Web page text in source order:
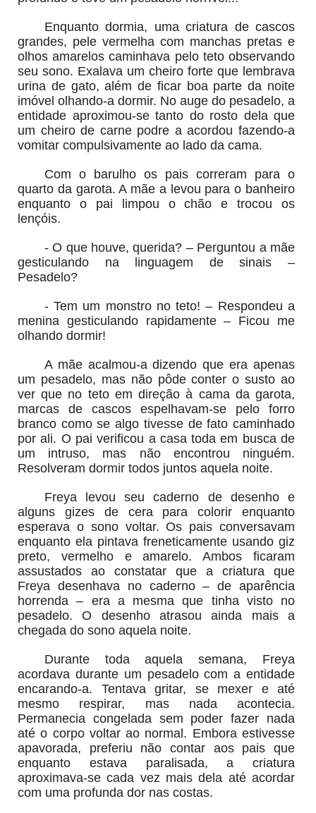
Enquanto dormia, uma criatura de cascos
grandes, pele vermelha com manchas pretas e
olhos amarelos caminhava pelo teto observando
seu sono. Exalava um cheiro forte que lembrava
urina de gato, além de ficar boa parte da noite
imóvel olhando-a dormir. No auge do pesadelo, a
entidade aproximou-se tanto do rosto dela que
um cheiro de carne podre a acordou fazendo-a
vomitar compulsivamente ao lado da cama.
Com o barulho os pais correram para o
quarto da garota. A mãe a levou para o banheiro
enquanto o pai limpou o chão e trocou os
lençóis.
- O que houve, querida? – Perguntou a mãe
gesticulando na linguagem de sinais –
Pesadelo?
- Tem um monstro no teto! – Respondeu a
menina gesticulando rapidamente – Ficou me
olhando dormir!
A mãe acalmou-a dizendo que era apenas
um pesadelo, mas não pôde conter o susto ao
ver que no teto em direção à cama da garota,
marcas de cascos espelhavam-se pelo forro
branco como se algo tivesse de fato caminhado
por ali. O pai verificou a casa toda em busca de
um intruso, mas não encontrou ninguém.
Resolveram dormir todos juntos aquela noite.
Freya levou seu caderno de desenho e
alguns gizes de cera para colorir enquanto
esperava o sono voltar. Os pais conversavam
enquanto ela pintava freneticamente usando giz
preto, vermelho e amarelo. Ambos ficaram
assustados ao constatar que a criatura que
Freya desenhava no caderno – de aparência
horrenda – era a mesma que tinha visto no
pesadelo. O desenho atrasou ainda mais a
chegada do sono aquela noite.
Durante toda aquela semana, Freya
acordava durante um pesadelo com a entidade
encarando-a. Tentava gritar, se mexer e até
mesmo respirar, mas nada acontecia.
Permanecia congelada sem poder fazer nada
até o corpo voltar ao normal. Embora estivesse
apavorada, preferiu não contar aos pais que
enquanto estava paralisada, a criatura
aproximava-se cada vez mais dela até acordar
com uma profunda dor nas costas.